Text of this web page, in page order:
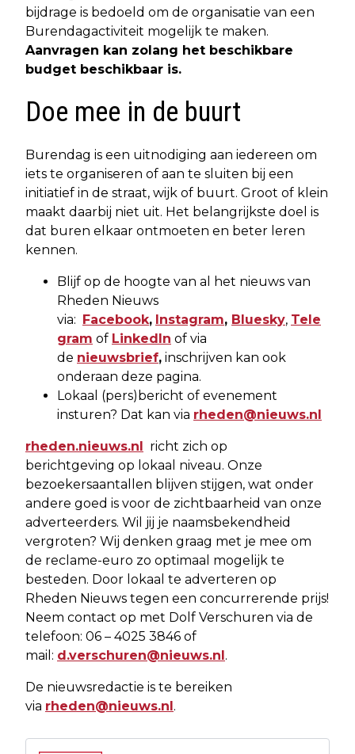
bijdrage is bedoeld om de organisatie van een
Burendagactiviteit mogelijk te maken.
Aanvragen kan zolang het beschikbare
budget beschikbaar is.
Doe mee in de buurt
Burendag is een uitnodiging aan iedereen om
iets te organiseren of aan te sluiten bij een
initiatief in de straat, wijk of buurt. Groot of klein
maakt daarbij niet uit. Het belangrijkste doel is
dat buren elkaar ontmoeten en beter leren
kennen.
Blijf op de hoogte van al het nieuws van
Rheden Nieuws
via:
Facebook, Instagram, Bluesky, Tele
gram of LinkedIn of via
de nieuwsbrief, inschrijven kan ook
onderaan deze pagina.
Lokaal (pers)bericht of evenement
insturen? Dat kan via rheden@nieuws.nl
rheden.nieuws.nl
richt zich op
berichtgeving op lokaal niveau. Onze
bezoekersaantallen blijven stijgen, wat onder
andere goed is voor de zichtbaarheid van onze
adverteerders. Wil jij je naamsbekendheid
vergroten? Wij denken graag met je mee om
de reclame-euro zo optimaal mogelijk te
besteden. Door lokaal te adverteren op
Rheden Nieuws tegen een concurrerende prijs!
Neem contact op met Dolf Verschuren via de
telefoon: 06 – 4025 3846 of
mail: d.verschuren@nieuws.nl .
De nieuwsredactie is te bereiken
via rheden@nieuws.nl .